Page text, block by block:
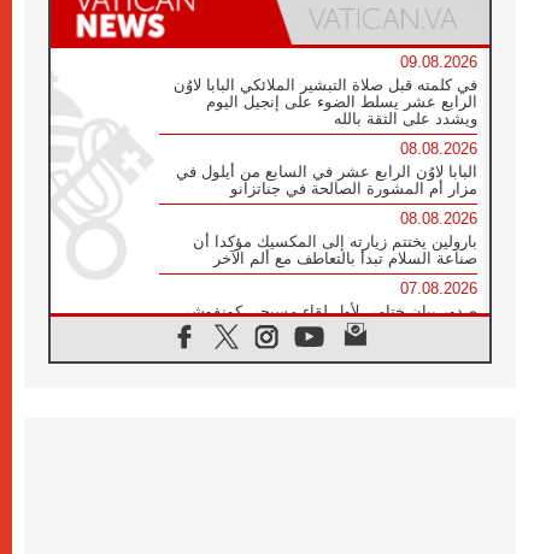
09.08.2026
في كلمته قبل صلاة التبشير الملائكي البابا لاوُن
الرابع عشر يسلط الضوء على إنجيل اليوم
ويشدد على الثقة بالله
08.08.2026
البابا لاوُن الرابع عشر في السابع من أيلول في
مزار أم المشورة الصالحة في جناتزانو
08.08.2026
بارولين يختتم زيارته إلى المكسيك مؤكدا أن
صناعة السلام تبدأ بالتعاطف مع ألم الآخر
07.08.2026
صدور بيان ختامي لأول لقاء مسيحي كونفوشي
بمشاركة الدائرة الفاتيكانية للحوار بين الأديان
07.08.2026